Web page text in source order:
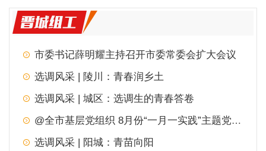
市委书记薛明耀主持召开市委常委会扩大会议
选调风采 | 陵川：青春润乡土
选调风采 | 城区：选调生的青春答卷
@全市基层党组织 8月份“一月一实践”主题党日，请查收！
选调风采 | 阳城：青苗向阳